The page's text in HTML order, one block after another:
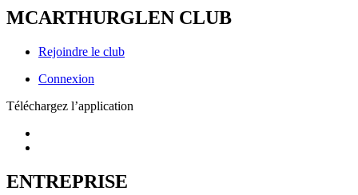
MCARTHURGLEN CLUB
Rejoindre le club
Connexion
Téléchargez l’application
ENTREPRISE